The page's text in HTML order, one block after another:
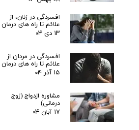
افسردگی در زنان، از
علائم تا راه های درمان
۱۳ دی ۰۴
افسردگی در مردان از
علائم تا راه های درمان
۱۵ آذر ۰۴
مشاوره ازدواج (زوج
درمانی)
۱۷ آبان ۰۴